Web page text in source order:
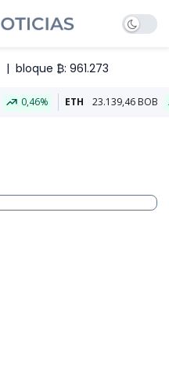
| bloque ₿: 961.273
ETH 23.139,46 BOB 0,82%